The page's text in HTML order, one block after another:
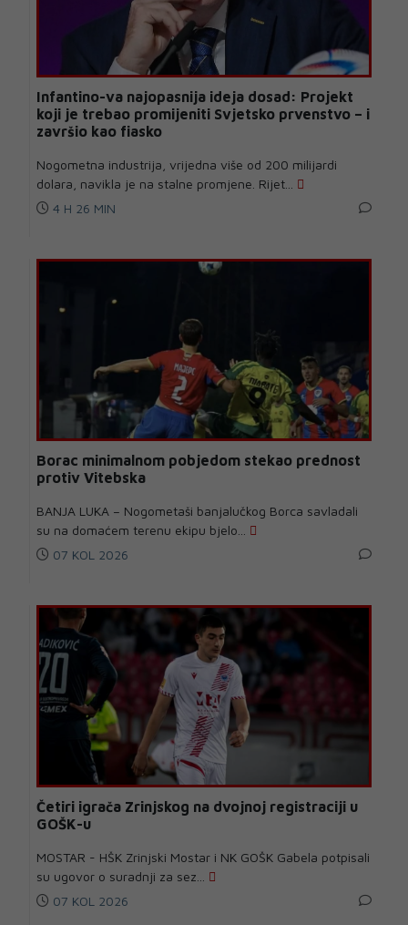
Infantino-va najopasnija ideja dosad: Projekt
koji je trebao promijeniti Svjetsko prvenstvo – i
završio kao fiasko
Nogometna industrija, vrijedna više od 200 milijardi
dolara, navikla je na stalne promjene. Rijet...
4 H 26 MIN
Borac minimalnom pobjedom stekao prednost
protiv Vitebska
BANJA LUKA – Nogometaši banjalučkog Borca savladali
su na domaćem terenu ekipu bjelo...
07 KOL 2026
Četiri igrača Zrinjskog na dvojnoj registraciji u
GOŠK-u
MOSTAR - HŠK Zrinjski Mostar i NK GOŠK Gabela potpisali
su ugovor o suradnji za sez...
07 KOL 2026